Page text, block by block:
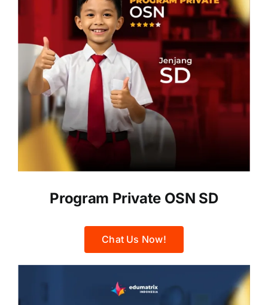
Program Private OSN SD
Chat Us Now!